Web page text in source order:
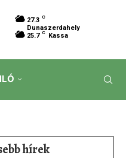
27.3 C
Dunaszerdahely
25.7 C Kassa
hírek